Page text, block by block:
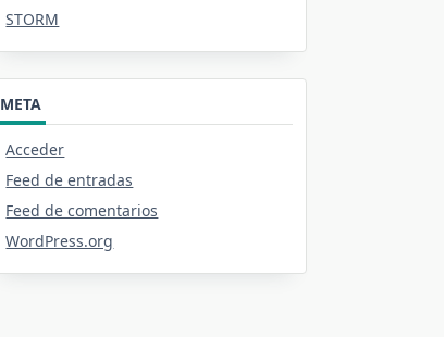
STORM
META
Acceder
Feed de entradas
Feed de comentarios
WordPress.org